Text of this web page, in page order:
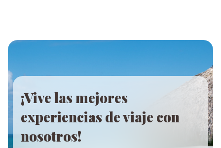
¡Vive las mejores
experiencias de viaje con
nosotros!